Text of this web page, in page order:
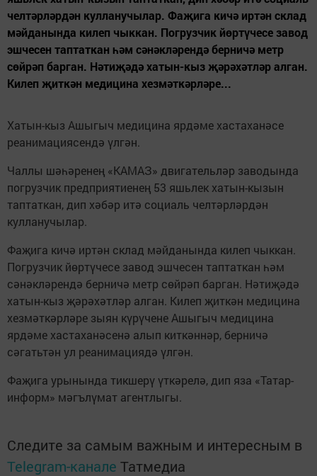
челтәрләрдән кулланучылар. Фаҗига кичә иртән склад
мәйданында килеп чыккан. Погрузчик йөртүчесе завод
эшчесен таптаткан һәм сәнәкләрендә берничә метр
сөйрәп барган. Нәтиҗәдә хатын-кыз җәрәхәтләр алган.
Килеп җиткән медицина хезмәткәрләре...
Хатын-кыз Ашыгыч медицина ярдәме хастаханәсе
реанимациясендә үлгән.
Чаллы шәһәренең «КАМАЗ» двигательләр заводында
погрузчик предприятиенең 53 яшьлек хатын-кызын
таптаткан, дип хәбәр итә социаль челтәрләрдән
кулланучылар.
Фаҗига кичә иртән склад мәйданында килеп чыккан.
Погрузчик йөртүчесе завод эшчесен таптаткан һәм
сәнәкләрендә берничә метр сөйрәп барган. Нәтиҗәдә
хатын-кыз җәрәхәтләр алган. Килеп җиткән медицина
хезмәткәрләре зыян күрүчене Ашыгыч медицина
ярдәме хастаханәсенә алып киткәннәр, берничә
сәгатьтән ул реанимациядә үлгән.
Фаҗига урынында тикшерү үткәрелә, дип яза «Татар-
информ» мәгълүмат агентлыгы.
Следите за самым важным и интересным в
Telegram-канале Татмедиа